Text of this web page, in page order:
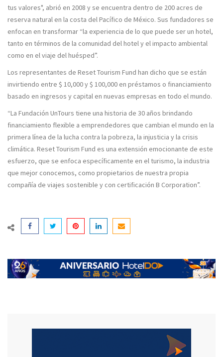
tus valores", abrió en 2008 y se encuentra dentro de 200 acres de
reserva natural en la costa del Pacífico de México. Sus fundadores se
enfocan en transformar “la experiencia de lo que puede ser un hotel,
tanto en términos de la comunidad del hotel y el impacto ambiental
como en el viaje del huésped”.
Los representantes de Reset Tourism Fund han dicho que se están
invirtiendo entre $ 10,000 y $ 100,000 en préstamos o financiamiento
basado en ingresos y capital en nuevas empresas en todo el mundo.
“La Fundación UnTours tiene una historia de 30 años brindando
financiamiento flexible a emprendedores que cambian el mundo en la
primera línea de la lucha contra la pobreza, la injusticia y la crisis
climática. Reset Tourism Fund es una extensión emocionante de este
esfuerzo, que se enfoca específicamente en el turismo, la industria
que mejor conocemos, como propietarios de nuestra propia
compañía de viajes sostenible y con certificación B Corporation”.